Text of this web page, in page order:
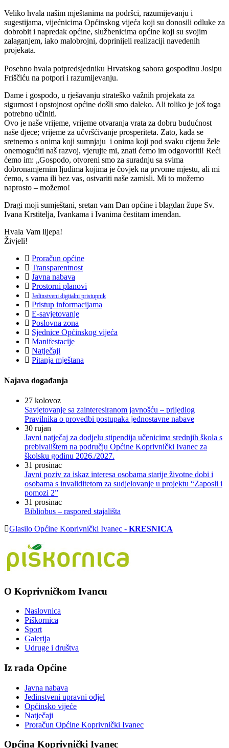
Veliko hvala našim mještanima na podršci, razumijevanju i
sugestijama, vijećnicima Općinskog vijeća koji su donosili odluke za
dobrobit i napredak općine, službenicima općine koji su svojim
zalaganjem, iako malobrojni, doprinijeli realizaciji navedenih
projekata.
Posebno hvala potpredsjedniku Hrvatskog sabora gospodinu Josipu
Friščiću na potpori i razumijevanju.
Dame i gospodo, u rješavanju strateško važnih projekata za
sigurnost i opstojnost općine došli smo daleko. Ali toliko je još toga
potrebno učiniti.
Ovo je naše vrijeme, vrijeme otvaranja vrata za dobru budućnost
naše djece; vrijeme za učvršćivanje prosperiteta. Zato, kada se
sretnemo s onima koji sumnjaju i onima koji pod svaku cijenu žele
onemogućiti naš razvoj, vjerujte mi, znati ćemo im odgovoriti! Reći
ćemo im: „Gospodo, otvoreni smo za suradnju sa svima
dobronamjernim ljudima kojima je čovjek na prvome mjestu, ali mi
ćemo, s vama ili bez vas, ostvariti naše zamisli. Mi to možemo
naprosto – možemo!
Dragi moji sumještani, sretan vam Dan općine i blagdan župe Sv.
Ivana Krstitelja, Ivankama i Ivanima čestitam imendan.
Hvala Vam lijepa!
Živjeli!
Proračun općine
Transparentnost
Javna nabava
Prostorni planovi
Jedinstveni digitalni pristupnik
Pristup informacijama
E-savjetovanje
Poslovna zona
Sjednice Općinskog vijeća
Manifestacije
Natječaji
Pitanja mještana
Najava događanja
27 kolovoz
Savjetovanje sa zainteresiranom javnošću – prijedlog
Pravilnika o provedbi postupaka jednostavne nabave
30 rujan
Javni natječaj za dodjelu stipendija učenicima srednjih škola s
prebivalištem na području Općine Koprivnički Ivanec za
školsku godinu 2026./2027.
31 prosinac
Javni poziv za iskaz interesa osobama starije životne dobi i
osobama s invaliditetom za sudjelovanje u projektu “Zaposli i
pomozi 2”
31 prosinac
Bibliobus – raspored stajališta
Glasilo Općine Koprivnički Ivanec - KRESNICA
O Koprivničkom Ivancu
Naslovnica
Piškornica
Sport
Galerija
Udruge i društva
Iz rada Općine
Javna nabava
Jedinstveni upravni odjel
Općinsko vijeće
Natječaji
Proračun Općine Koprivnički Ivanec
Općina Koprivnički Ivanec